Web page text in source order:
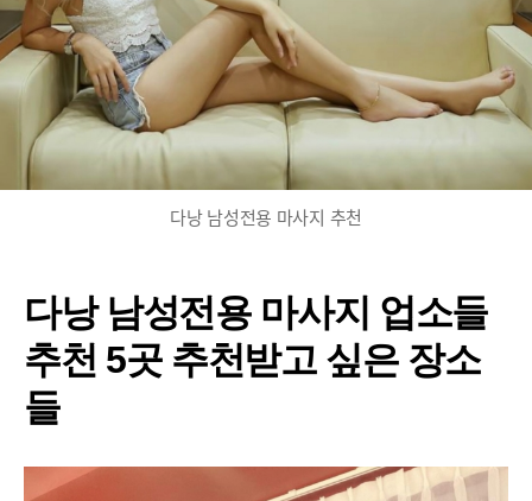
싶
다
면
바
로
이
곳!
다낭 남성전용 마사지 추천
다낭 남성전용 마사지 업소들
추천 5곳 추천받고 싶은 장소
들